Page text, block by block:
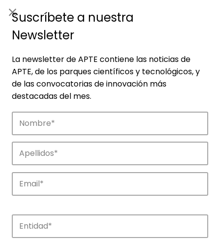
Empresas
Descubre las empresas que impulsan la
innovación en los parques de APTE.
Mental Practice
Suscríbete a nuestra
Newsletter
La newsletter de APTE contiene las noticias de
APTE, de los parques científicos y tecnológicos, y
de las convocatorias de innovación más
destacadas del mes.